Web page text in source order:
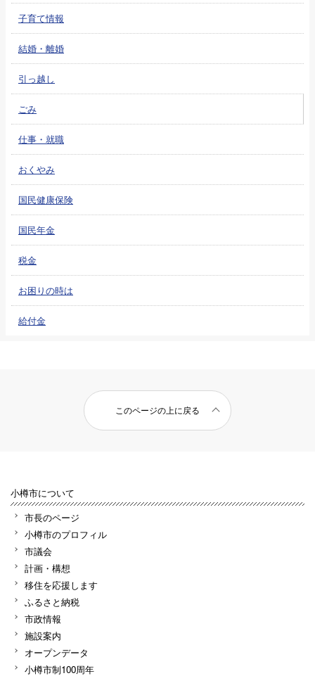
子育て情報
結婚・離婚
引っ越し
ごみ
仕事・就職
おくやみ
国民健康保険
国民年金
税金
お困りの時は
給付金
このページの上に戻る
小樽市について
市長のページ
小樽市のプロフィル
市議会
計画・構想
移住を応援します
ふるさと納税
市政情報
施設案内
オープンデータ
小樽市制100周年